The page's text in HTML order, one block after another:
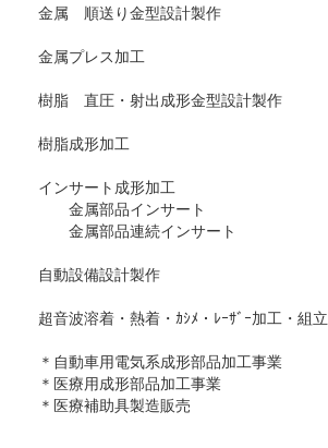
金属 順送り金型設計製作
金属プレス加工
樹脂 直圧・射出成形金型設計製作
樹脂成形加工
インサート成形加工
金属部品インサート
金属部品連続インサート
自動設備設計製作
超音波溶着・熱着・ｶｼﾒ・ﾚｰｻﾞｰ加工・組立
＊自動車用電気系成形部品加工事業
＊医療用成形部品加工事業
＊医療補助具製造販売